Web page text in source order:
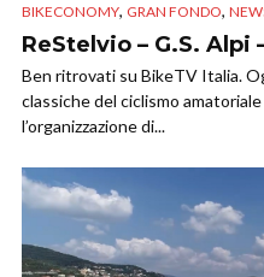
BIKECONOMY, GRAN FONDO,
ReStelvio – G.S. Alpi
Ben ritrovati su BikeTV Italia.
classiche del ciclismo
l’organizzazione di...